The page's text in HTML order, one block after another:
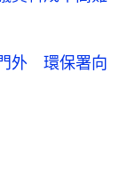
外 環保署向